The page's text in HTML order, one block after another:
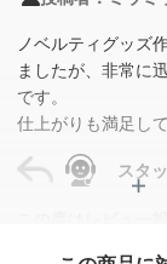
ノベルティグッズ
ましたが、非常に
です。
仕上がりも満足し
スタ